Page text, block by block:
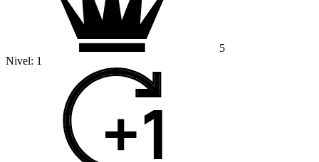
5
Nivel: 1